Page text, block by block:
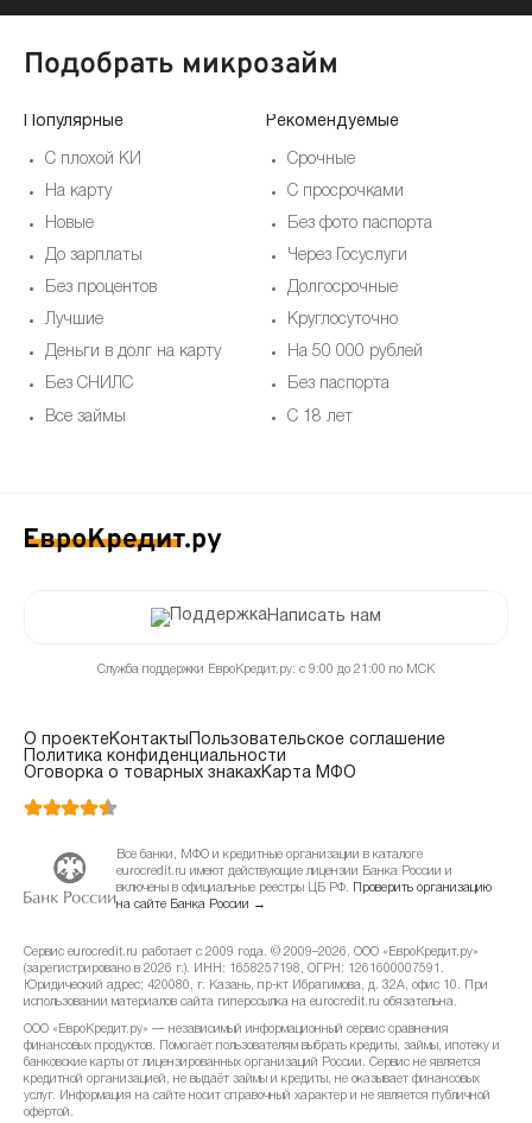
Подобрать микрозайм
Популярные
С плохой КИ
На карту
Новые
До зарплаты
Без процентов
Лучшие
Деньги в долг на карту
Без СНИЛС
Все займы
Рекомендуемые
Срочные
С просрочками
Без фото паспорта
Через Госуслуги
Долгосрочные
Круглосуточно
На 50 000 рублей
Без паспорта
С 18 лет
Написать нам
Служба поддержки ЕвроКредит.ру: с 9:00 до 21:00 по МСК
О проектеКонтакты Пользовательское соглашение
Политика конфиденциальности
Оговорка о товарных знакахКарта МФО
Все банки, МФО и кредитные организации в каталоге
eurocredit.ru имеют действующие лицензии Банка России и
включены в официальные реестры ЦБ РФ.
Проверить организацию
на сайте Банка России →
Сервис eurocredit.ru работает с 2009 года. © 2009–2026, ООО «ЕвроКредит.ру»
(зарегистрировано в 2026 г.). ИНН: 1658257198, ОГРН: 1261600007591.
Юридический адрес: 420080, г. Казань, пр-кт Ибрагимова, д. 32А, офис 10. При
использовании материалов сайта гиперссылка на eurocredit.ru обязательна.
ООО «ЕвроКредит.ру» — независимый информационный сервис сравнения
финансовых продуктов. Помогает пользователям выбрать кредиты, займы, ипотеку и
банковские карты от лицензированных организаций России. Сервис не является
кредитной организацией, не выдаёт займы и кредиты, не оказывает финансовых
услуг. Информация на сайте носит справочный характер и не является публичной
офертой.